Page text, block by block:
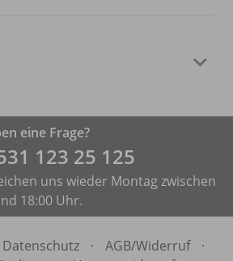
eine Frage?
­123 25 125
uns wieder Montag zwischen
18:00 Uhr.
Datenschutz · AGB/Widerruf
·